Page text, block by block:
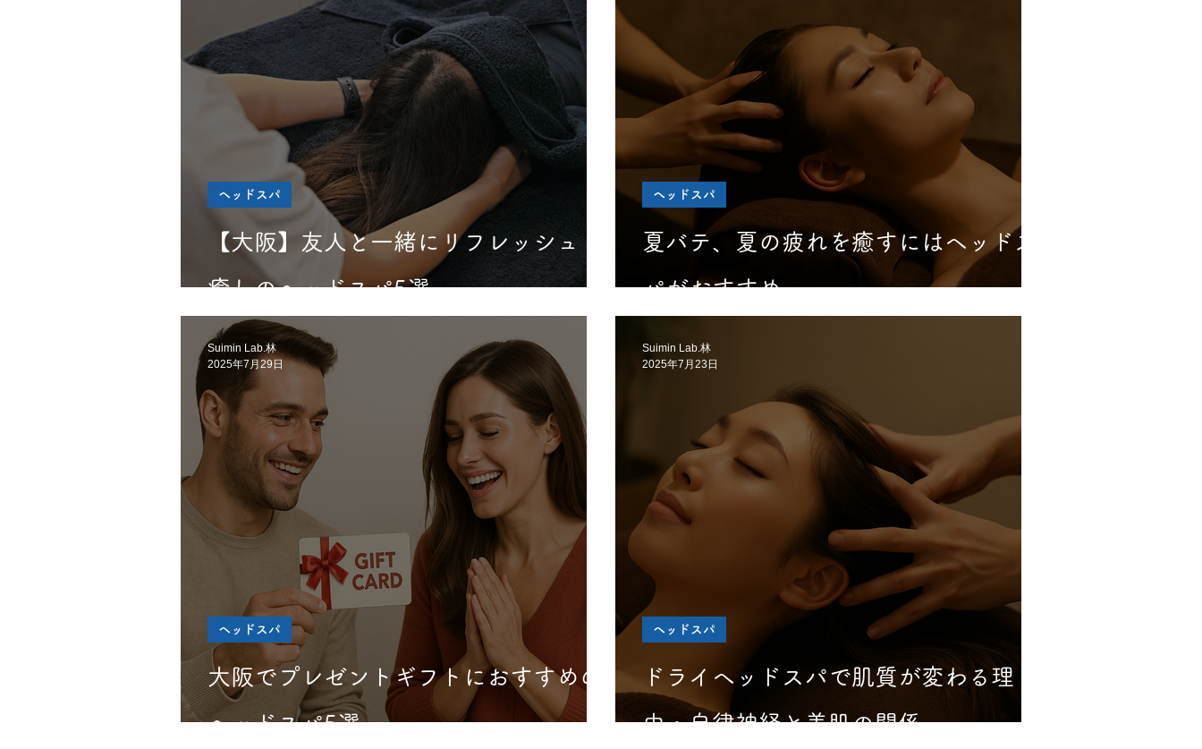
【大阪】友人と一緒にリフレッシュ！
癒しのヘッドスパ5選
ヘッドスパ
夏バテ、夏の疲れを癒すにはヘッドス
パがおすすめ
ヘッドスパ
大阪でプレゼントギフトにおすすめの
ヘッドスパ5選
ヘッドスパ
Suimin Lab.林
2025年7月29日
ドライヘッドスパで肌質が変わる理
由・自律神経と美肌の関係
ヘッドスパ
Suimin Lab.林
2025年7月23日